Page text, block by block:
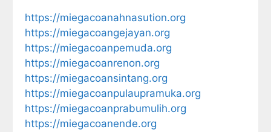
https://miegacoanahnasution.org
https://miegacoangejayan.org
https://miegacoanpemuda.org
https://miegacoanrenon.org
https://miegacoansintang.org
https://miegacoanpulaupramuka.org
https://miegacoanprabumulih.org
https://miegacoanende.org